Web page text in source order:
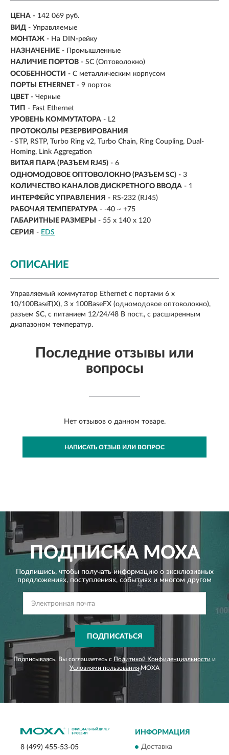
ЦЕНА - 142 069 руб.
ВИД - Управляемые
МОНТАЖ - На DIN-рейку
НАЗНАЧЕНИЕ - Промышленные
НАЛИЧИЕ ПОРТОВ - SC (Оптоволокно)
ОСОБЕННОСТИ - С металлическим корпусом
ПОРТЫ ETHERNET - 9 портов
ЦВЕТ - Черные
ТИП - Fast Ethernet
УРОВЕНЬ КОММУТАТОРА - L2
ПРОТОКОЛЫ РЕЗЕРВИРОВАНИЯ
- STP, RSTP, Turbo Ring v2, Turbo Chain, Ring Coupling, Dual-
Homing, Link Aggregation
ВИТАЯ ПАРА (РАЗЪЕМ RJ45) - 6
ОДНОМОДОВОЕ ОПТОВОЛОКНО (РАЗЪЕМ SC) - 3
КОЛИЧЕСТВО КАНАЛОВ ДИСКРЕТНОГО ВВОДА - 1
ИНТЕРФЕЙС УПРАВЛЕНИЯ - RS-232 (RJ45)
РАБОЧАЯ ТЕМПЕРАТУРА - -40 ~ +75
ГАБАРИТНЫЕ РАЗМЕРЫ
- 55 x 140 x 120
СЕРИЯ - EDS
ОПИСАНИЕ
Управляемый коммутатор Ethernet c портами 6 x
10/100BaseT(X), 3 x 100BaseFX (одномодовое оптоволокно),
разъем SC, с питанием 12/24/48 В пост., с расширенным
диапазоном температур.
Последние отзывы или
вопросы
Нет отзывов о данном товаре.
НАПИСАТЬ ОТЗЫВ ИЛИ ВОПРОС
ПОДПИСКАMOXA
Подпишись, чтобы получать информацию о эксклюзивных
предложениях, поступлениях, событиях и многом другом
ПОДПИСАТЬСЯ
Подписываясь, Вы соглашаетесь с Политикой Конфиденциальности и
Условиями пользованияMOXA
8 (499) 455-53-05
ИНФОРМАЦИЯ
Доставка